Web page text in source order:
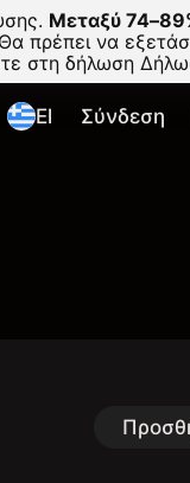
Μεταξύ
Θα πρέπει να
στη δήλωση
El Σύνδεση